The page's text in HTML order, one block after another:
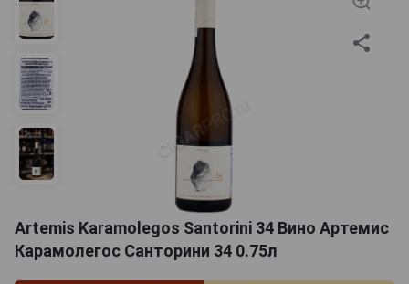
Artemis Karamolegos Santorini 34 Вино Артемис
Карамолегос Санторини 34 0.75л